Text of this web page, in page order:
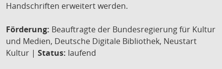
Handschriften erweitert werden.
Förderung: Beauftragte der Bundesregierung für Kultur
und Medien, Deutsche Digitale Bibliothek, Neustart
Kultur | Status: laufend